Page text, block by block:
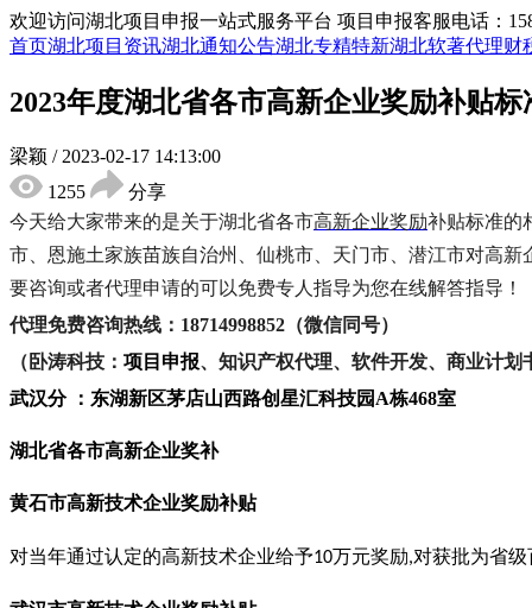
欢迎访问湖北项目申报一站式服务平台 项目申报客服电话：
首页湖北项目资讯湖北通知公告湖北专精特新湖北软著代理财
2023年度湖北省各市高新企业奖励补贴标
梁颖 / 2023-02-17 14:13:00
1255
分享
今天给大家带来的是关于湖北省各市高新企业奖励补贴标准的
市、恩施土家族苗族自治州、仙桃市、天门市、潜江市对高
要咨询或者代理申请的可以免费专人指导为您在线解答指导！
代理免费咨询热线： 18714998852（微信同号）
（卧涛科技： 项目申报、知识产权代理、软件开发、商业计划
武汉分 ：东湖新区茅店山西路创星汇科技园 A栋468室
湖北省各市高新企业奖补
黄石市高新技术企业奖励补贴
对当年通过认定的高新技术企业给予10万元奖励,对获批为省